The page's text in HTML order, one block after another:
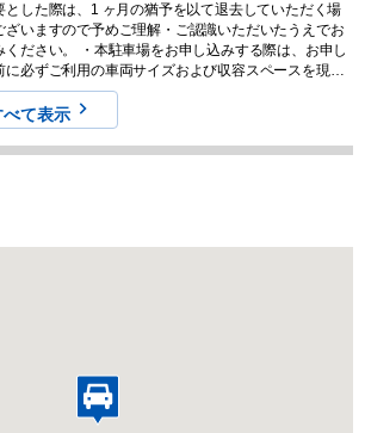
とした際は、1 ヶ月の猶予を以て退去していただく場
ざいますので予めご理解・ご認識いただいたうえでお
ください。 ・本駐車場をお申し込みする際は、お申し
に必ずご利用の車両サイズおよび収容スペースを現地
認ください。また、募集情報と実際の現地の状況が異
合がございます。その場合は、現況を優先させていた
すので気になる方はお申し込みをご遠慮ください。な
約締結後のキャンセルやクレームに対する返金は一切
べて表示